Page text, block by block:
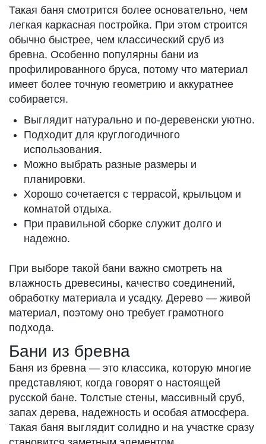
Такая баня смотрится более основательно, чем
легкая каркасная постройка. При этом строится
обычно быстрее, чем классический сруб из
бревна. Особенно популярны бани из
профилированного бруса, потому что материал
имеет более точную геометрию и аккуратнее
собирается.
Выглядит натурально и по-деревенски уютно.
Подходит для круглогодичного
использования.
Можно выбрать разные размеры и
планировки.
Хорошо сочетается с террасой, крыльцом и
комнатой отдыха.
При правильной сборке служит долго и
надежно.
При выборе такой бани важно смотреть на
влажность древесины, качество соединений,
обработку материала и усадку. Дерево — живой
материал, поэтому оно требует грамотного
подхода.
Бани из бревна
Баня из бревна — это классика, которую многие
представляют, когда говорят о настоящей
русской бане. Толстые стены, массивный сруб,
запах дерева, надежность и особая атмосфера.
Такая баня выглядит солидно и на участке сразу